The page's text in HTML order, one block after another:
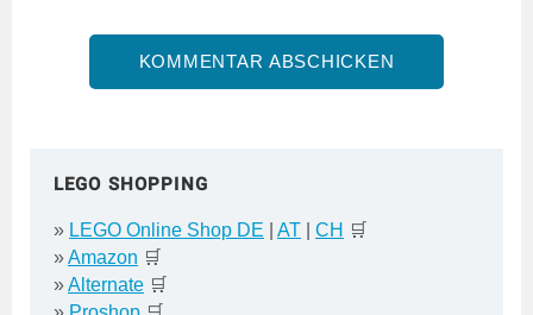
LEGO SHOPPING
» LEGO Online Shop DE AT CH 🛒
»Amazon 🛒
»Alternate 🛒